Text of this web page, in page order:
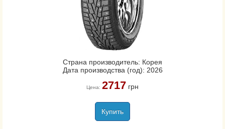
Страна производитель: Корея
Дата производства (год): 2026
Цена: 2717грн
Купить